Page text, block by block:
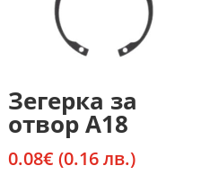
Зегерка за
отвор А18
0.08€ (0.16 лв.)